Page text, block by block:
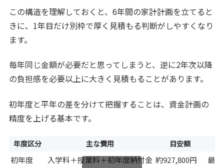
この構造を理解しておくと、6年間の家計計画を立てると
きに、1年目だけ別枠で厚く見積もる判断がしやすくなり
ます。
毎年同じ金額が必要だと思ってしまうと、逆に2年次以降
の負担感を必要以上に大きく見積もることがあります。
初年度と平年の差を分けて把握することは、資金計画の
精度を上げる基本です。
年度区分 主な費用 目安額
初年度 入学料＋授業料＋初年度納付金 約927,800円
最